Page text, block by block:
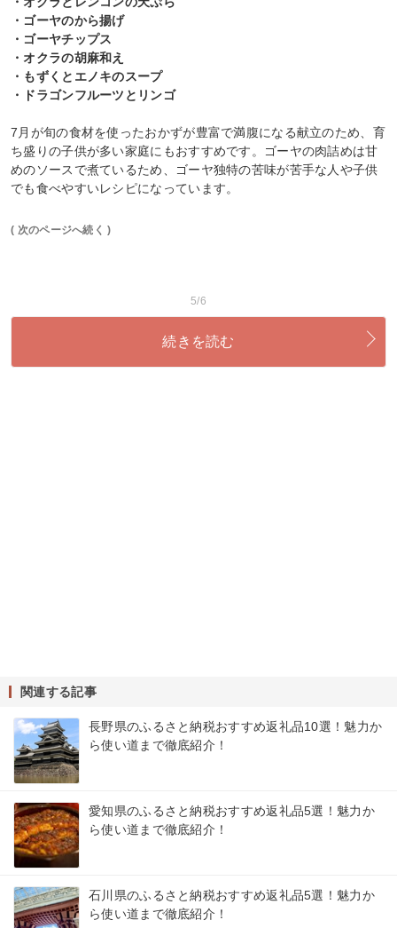
・ゴーヤのから揚げ
・ゴーヤチップス
・オクラの胡麻和え
・もずくとエノキのスープ
・ドラゴンフルーツとリンゴ
7月が旬の食材を使ったおかずが豊富で満腹になる献立のため、育
ち盛りの子供が多い家庭にもおすすめです。ゴーヤの肉詰めは甘
めのソースで煮ているため、ゴーヤ独特の苦味が苦手な人や子供
でも食べやすいレシピになっています。
( 次のページへ続く )
5/6
続きを読む
関連する記事
長野県のふるさと納税おすすめ返礼品10選！魅力か
ら使い道まで徹底紹介！
愛知県のふるさと納税おすすめ返礼品5選！魅力か
ら使い道まで徹底紹介！
石川県のふるさと納税おすすめ返礼品5選！魅力か
ら使い道まで徹底紹介！